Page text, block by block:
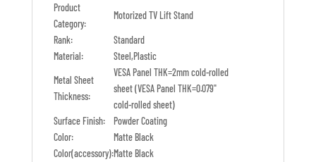
Product
Category:
Motorized TV Lift Stand
Rank:
Standard
Material:
Steel,Plastic
Metal Sheet
Thickness:
VESA Panel THK=2mm cold-rolled
sheet (VESA Panel THK=0.079"
cold-rolled sheet)
Surface Finish:
Powder Coating
Color:
Matte Black
Color(accessory):Matte Black